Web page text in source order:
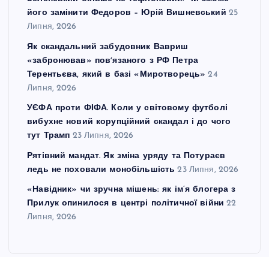
його замінити Федоров – Юрій Вишневський 25
Липня, 2026
Як скандальний забудовник Вавриш
«забронював» повʼязаного з РФ Петра
Терентьєва, який в базі «Миротворець» 24
Липня, 2026
УЄФА проти ФІФА. Коли у світовому футболі
вибухне новий корупційний скандал і до чого
тут Трамп 23 Липня, 2026
Рятівний мандат. Як зміна уряду та Потураєв
ледь не поховали монобільшість 23 Липня, 2026
«Навідник» чи зручна мішень: як ім’я блогера з
Прилук опинилося в центрі політичної війни 22
Липня, 2026